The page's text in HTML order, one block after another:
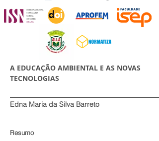
A EDUCAÇÃO AMBIENTAL E AS NOVAS
TECNOLOGIAS
Edna Maria da Silva Barreto
Resumo